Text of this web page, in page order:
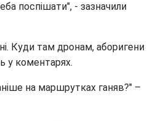
поспішати", - зазначили
Куди там дронам, аборигени
у коментарях.
на маршрутках ганяв?" –